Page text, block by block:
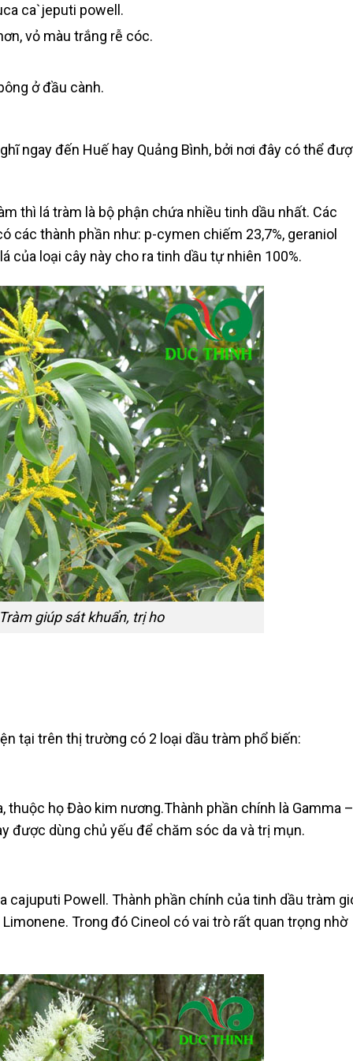
ca`jeputi powell.
vỏ màu trắng rễ cóc.
ở đầu cành.
ngay đến Huế hay Quảng Bình, bởi nơi đây có thể
thì lá tràm là bộ phận chứa nhiều tinh dầu nhất. Các
các thành phần như: p-cymen chiếm 23,7%, geraniol
của loại cây này cho ra tinh dầu tự nhiên 100%.
giúp sát khuẩn, trị ho
tại trên thị trường có 2 loại dầu tràm phổ biến:
thuộc họ Đào kim nương.Thành phần chính là Gamma –
được dùng chủ yếu để chăm sóc da và trị mụn.
cajuputi Powell. Thành phần chính của tinh dầu tràm
Trong đó Cineol có vai trò rất quan trọng nhờ